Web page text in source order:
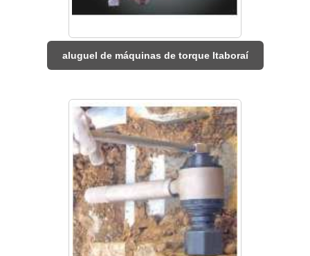
aluguel de máquinas de torque Itaboraí